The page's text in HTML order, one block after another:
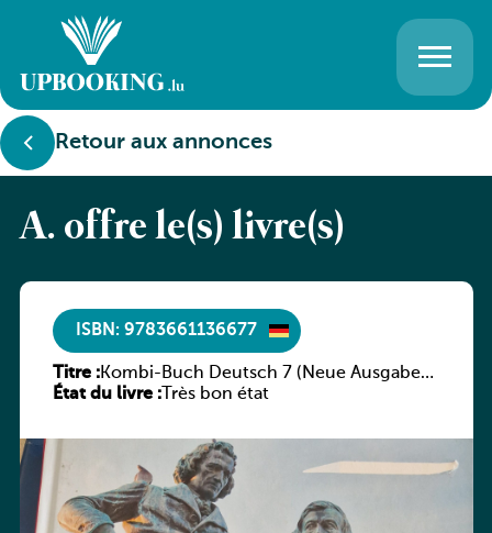
Retour aux annonces
A. offre le(s) livre(s)
ISBN: 9783661136677
Titre :Kombi-Buch Deutsch 7 (Neue Ausgabe
Luxemburg)
État du livre :Très bon état